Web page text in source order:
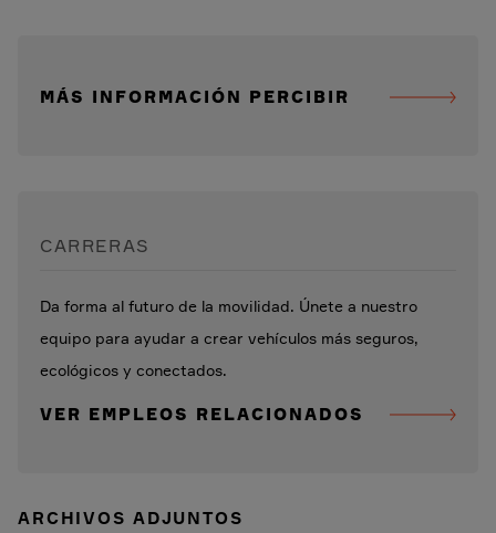
MÁS INFORMACIÓN PERCIBIR
CARRERAS
Da forma al futuro de la movilidad. Únete a nuestro
equipo para ayudar a crear vehículos más seguros,
ecológicos y conectados.
VER EMPLEOS RELACIONADOS
ARCHIVOS ADJUNTOS